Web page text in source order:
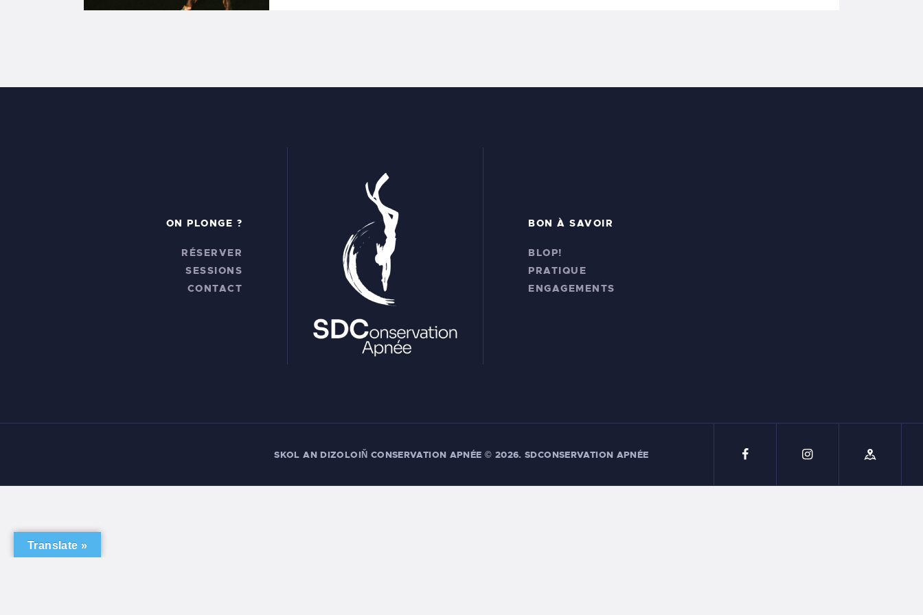
ON PLONGE ?
RÉSERVER
SESSIONS
CONTACT
BON À SAVOIR
BLOP!
PRATIQUE
ENGAGEMENTS
SKOL AN DIZOLOIŇ CONSERVATION APNÉE © 2026. SDCONSERVATION APNÉE
Translate »